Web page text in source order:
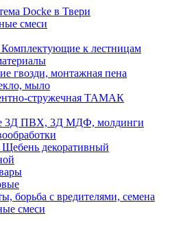
Docke в Твери
смеси
к лестницам
гвозди, монтажная пена
мыло
стружечная ТАМАК
3Д ПВХ, 3Д МДФ, молдинги
декоративный
борьба с вредителями, семена
смеси